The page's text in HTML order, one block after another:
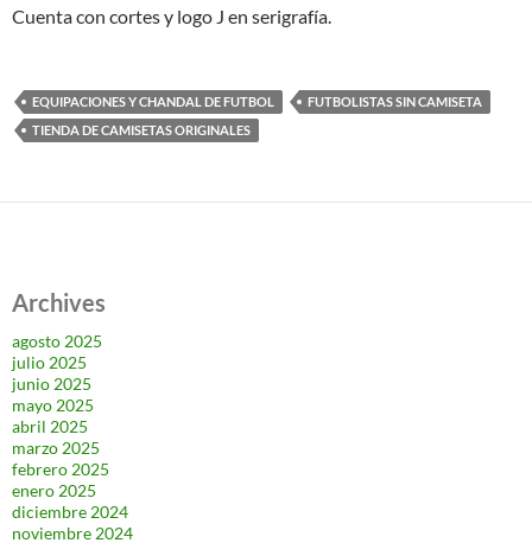
Cuenta con cortes y logo J en serigrafía.
EQUIPACIONES Y CHANDAL DE FUTBOL
FUTBOLISTAS SIN CAMISETA
TIENDA DE CAMISETAS ORIGINALES
Archives
agosto 2025
julio 2025
junio 2025
mayo 2025
abril 2025
marzo 2025
febrero 2025
enero 2025
diciembre 2024
noviembre 2024